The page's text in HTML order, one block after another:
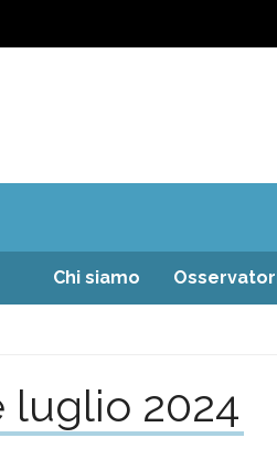
Chi siamo
luglio 2024